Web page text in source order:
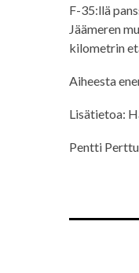
F-35:llä
Jäämeren
kilometrin
Aiheesta
Lisätietoa:
Pentti